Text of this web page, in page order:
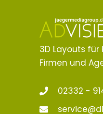
3D Layouts für
Firmen und
02332 -